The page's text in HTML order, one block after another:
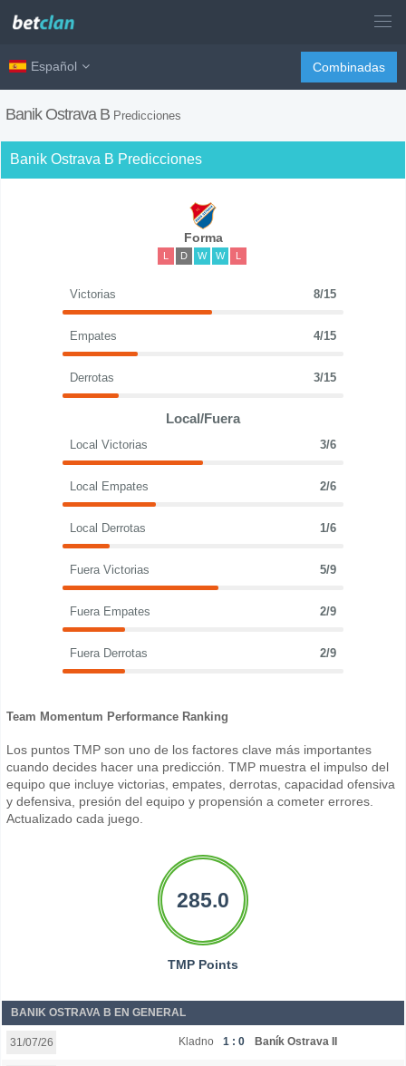
Español Combinadas
Banik Ostrava B Predicciones
Banik Ostrava B Predicciones
Forma
L D W W L
Victorias 8/15
Empates 4/15
Derrotas 3/15
Local/Fuera
Local Victorias 3/6
Local Empates 2/6
Local Derrotas 1/6
Fuera Victorias 5/9
Fuera Empates 2/9
Fuera Derrotas 2/9
Team Momentum Performance Ranking
Los puntos TMP son uno de los factores clave más importantes
cuando decides hacer una predicción. TMP muestra el impulso del
equipo que incluye victorias, empates, derrotas, capacidad ofensiva
y defensiva, presión del equipo y propensión a cometer errores.
Actualizado cada juego.
285.0
TMP Points
BANIK OSTRAVA B EN GENERAL
31/07/26 Kladno 1 : 0 Baník Ostrava II